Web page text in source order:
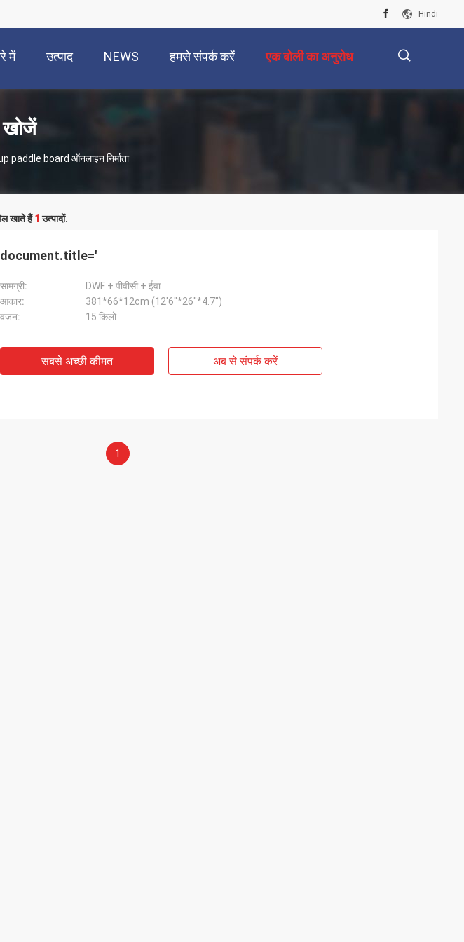
Hindi
में उत्पाद NEWS हमसे संपर्क करें एक बोली का अनुरोध
खोजें
board ऑनलाइन निर्माता
खाते हैं1 उत्पादों.
document.title='
सामग्री:
DWF + पीवीसी + ईवा
आकार:
381*66*12cm (12'6"*26"*4.7")
वजन:
15 किलो
सबसे अच्छी कीमत अब से संपर्क करें
1